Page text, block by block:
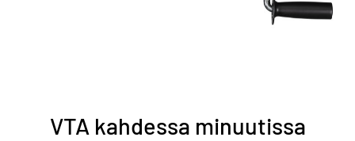
VTA kahdessa minuutissa